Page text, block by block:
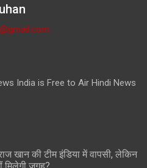
India is Free to Air Hindi News
खान की टीम इंडिया में वापसी, लेकिन